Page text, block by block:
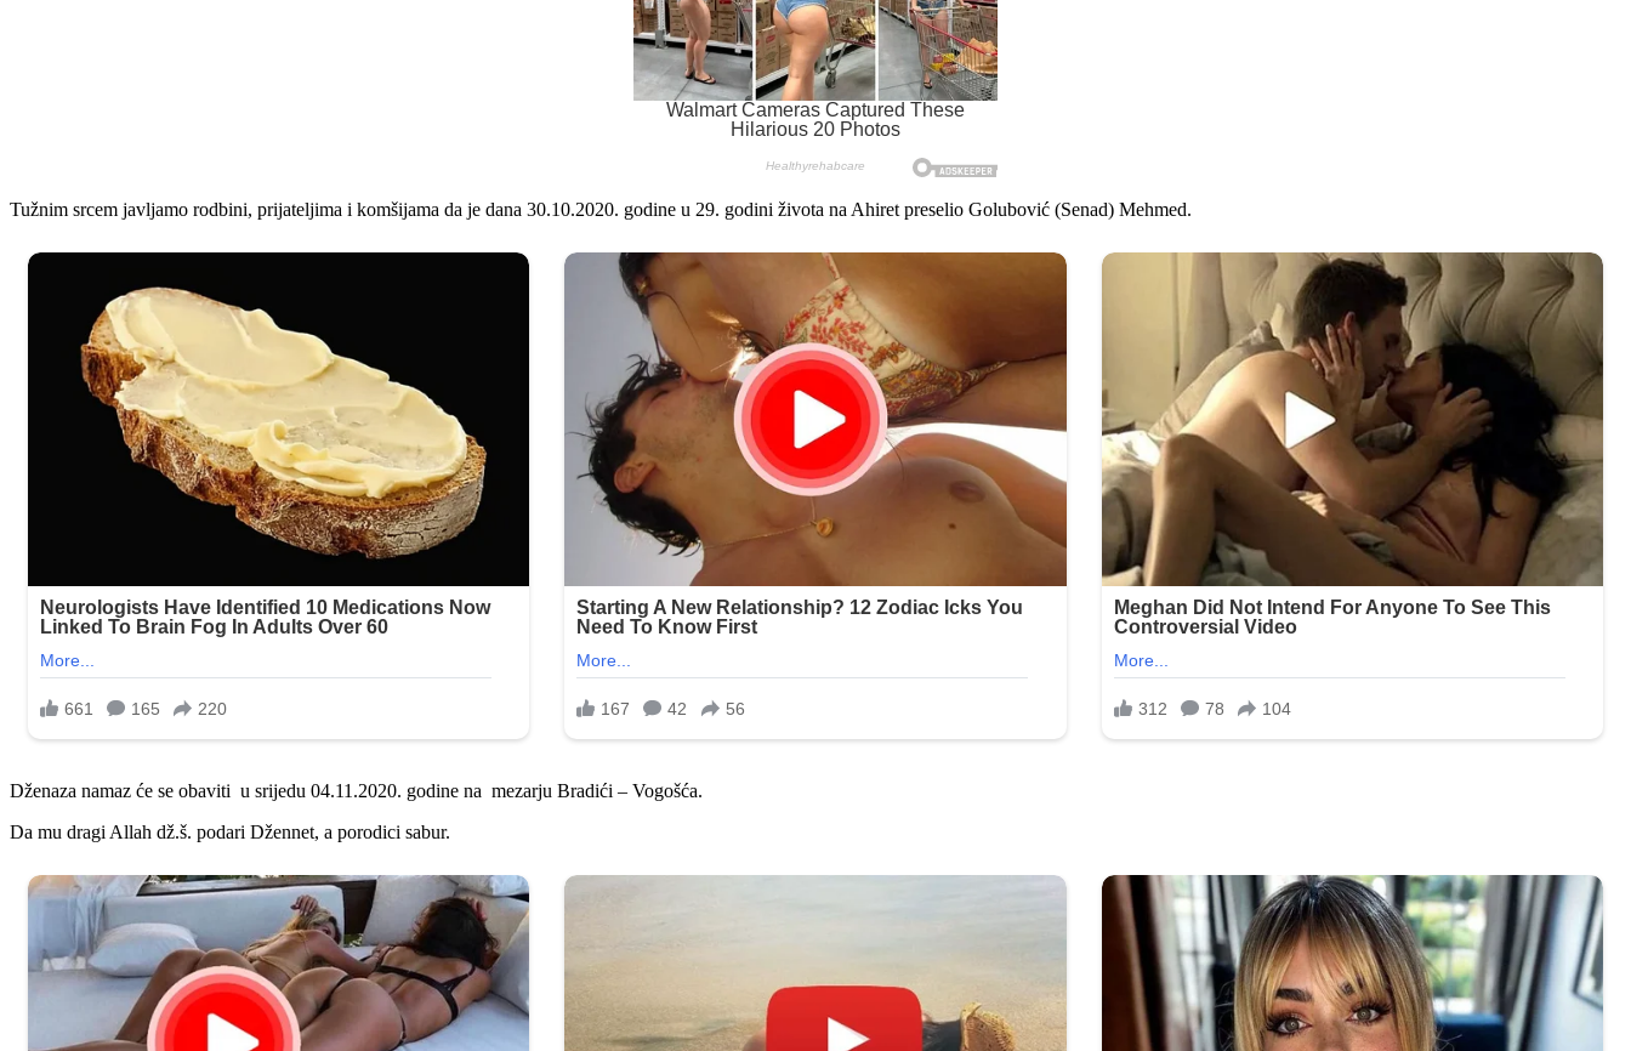
Tužnim srcem javljamo rodbini, prijateljima i komšijama da je dana 30.10.2020. godine u 29. godini života na Ahiret preselio Golubović (Senad) Mehmed.
Dženaza namaz će se obaviti u srijedu 04.11.2020. godine na mezarju Bradići – Vogošća.
Da mu dragi Allah dž.š. podari Džennet, a porodici sabur.